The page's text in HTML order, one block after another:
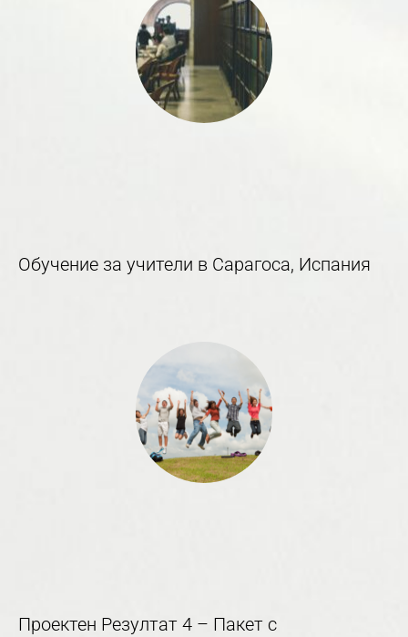
Обучение за учители в Сарагоса, Испания
Проектен Резултат 4 – Пакет с